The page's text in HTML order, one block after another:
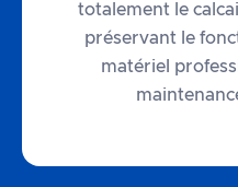
totalement le
préservant le
matériel